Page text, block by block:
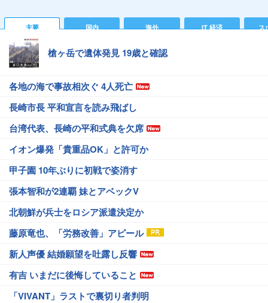
主要 国内 海外 IT 経済 ス
槍ヶ岳で遺体発見 19歳と確認
各地の海で事故相次ぐ 4人死亡
長崎市長 平和宣言を読み飛ばし
台湾代表、長崎の平和式典を欠席
イオン爆発「貴重品OK」と許可か
甲子園 10年ぶりに初戦で姿消す
張本智和が2連覇 妹とアベックV
北朝鮮が兵士をロシア派遣決定か
藤原竜也、「労務改善」アピール
新人声優 結婚願望を吐露し反響
有吉 いまだに後悔していること
「VIVANT」ラストで裏切り者判明